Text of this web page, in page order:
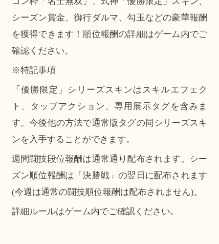
シーズン賞金、御行ダルマ、勾玉などの豪華報酬
を獲得できます！順位報酬の詳細はゲーム内でご
確認ください。
※特記事項
「優勝限定」シリーズスキンはスキルエフェク
ト、タップアクション、専用展示タグを含みま
す。今後他の方法で通常版タグの同シリーズスキ
ンを入手することができます。
週間闘技段位報酬は通常通り配布されます。シー
ズン順位報酬は「決勝戦」の翌日に配布されます
(今週は通常の闘技順位報酬は配布されません)。
詳細ルールはゲーム内でご確認ください。